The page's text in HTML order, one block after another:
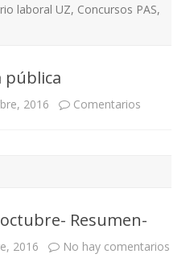
laboral UZ, Concursos PAS,
pública
2016 Comentarios
Resumen-
2016 No hay comentarios